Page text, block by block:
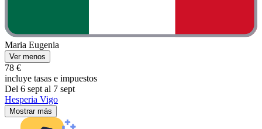
Maria Eugenia
Ver menos
78 €
incluye tasas e impuestos
Del 6 sept al 7 sept
Hesperia Vigo
Mostrar más